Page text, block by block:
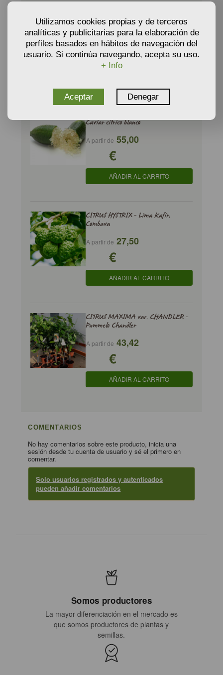
Caviar cítrico
A partir de 55,00
€
Caviar cítrico blanco
A partir de 55,00
€
AÑADIR AL CARRITO
CITRUS HYSTRIX - Lima Kafir,
Combava
A partir de 27,50
€
AÑADIR AL CARRITO
CITRUS MAXIMA var. CHANDLER -
Pummelo Chandler
A partir de 43,42
€
AÑADIR AL CARRITO
COMENTARIOS
No hay comentarios sobre este producto, inicia una
sesión desde tu cuenta de usuario y sé el primero en
comentar.
Solo usuarios registrados y autenticados
pueden añadir comentarios
Somos productores
La mayor diferenciación en el mercado es
que somos productores de plantas y
semillas.
Utilizamos cookies propias y de terceros
analíticas y publicitarias para la elaboración de
perfiles basados en hábitos de navegación del
usuario. Si continúa navegando, acepta su uso.
+ Info
Aceptar Denegar